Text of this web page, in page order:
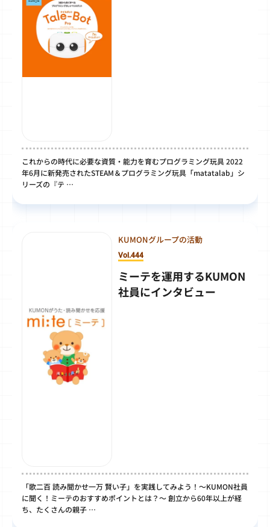
これからの時代に必要な資質・能力を育むプログラミング玩具 2022
年6月に新発売されたSTEAM＆プログラミング玩具「matatalab」シ
リーズの『テ …
KUMONグループの活動
Vol.444
ミーテを運用するKUMON
社員にインタビュー
「歌二百 読み聞かせ一万 賢い子」を実践してみよう！～KUMON社員
に聞く！ミーテのおすすめポイントとは？～ 創立から60年以上が経
ち、たくさんの親子 …